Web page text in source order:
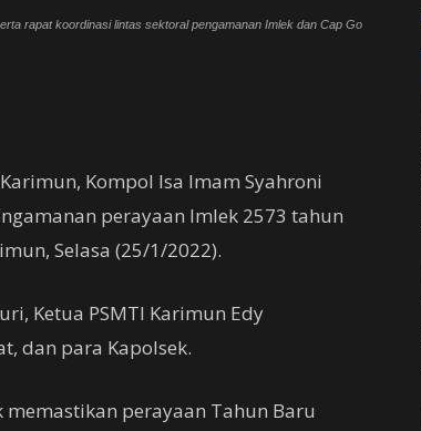
rapat koordinasi lintas sektoral pengamanan Imlek dan Cap Go
Kompol Isa Imam Syahroni
perayaan Imlek 2573 tahun
Selasa (25/1/2022).
Ketua PSMTI Karimun Edy
dan para Kapolsek.
perayaan Tahun Baru